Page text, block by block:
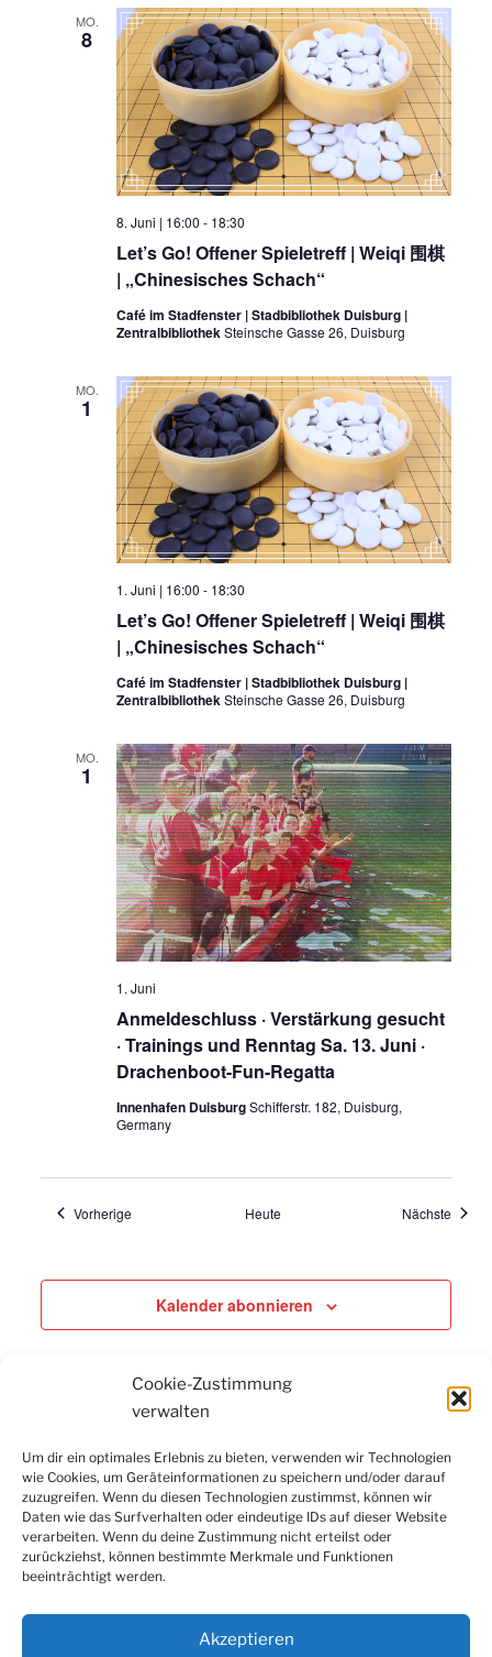
Cookie-Zustimmung
verwalten
Um dir ein optimales Erlebnis zu bieten, verwenden wir Technologien
wie Cookies, um Geräteinformationen zu speichern und/oder darauf
zuzugreifen. Wenn du diesen Technologien zustimmst, können wir
Daten wie das Surfverhalten oder eindeutige IDs auf dieser Website
verarbeiten. Wenn du deine Zustimmung nicht erteilst oder
zurückziehst, können bestimmte Merkmale und Funktionen
beeinträchtigt werden.
Akzeptieren
MO.
8
Let’s Go! Offener Spieletreff | Weiqi 围棋
| „Chinesisches Schach“
8. Juni | 16:00 - 18:30
Café im Stadfenster | Stadbibliothek Duisburg |
ZentralbibliothekSteinsche Gasse 26, Duisburg
MO.
1
Let’s Go! Offener Spieletreff | Weiqi 围棋
| „Chinesisches Schach“
1. Juni | 16:00 - 18:30
Café im Stadfenster | Stadbibliothek Duisburg |
ZentralbibliothekSteinsche Gasse 26, Duisburg
MO.
1
Anmeldeschluss · Verstärkung gesucht
· Trainings und Renntag Sa. 13. Juni ·
Drachenboot-Fun-Regatta
1. Juni
Innenhafen DuisburgSchifferstr. 182, Duisburg,
Germany
Vorherige Heute Nächste
Kalender abonnieren
Facebook Instagram LinkedIn
YouTube
Newsletter
Richtlinie (EU)